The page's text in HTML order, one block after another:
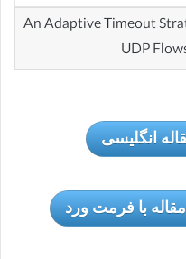
An Adaptive Timeout
UDP
انگلیسی
با فرمت ورد